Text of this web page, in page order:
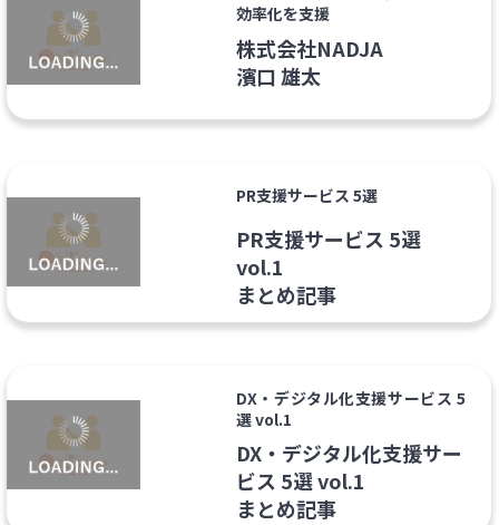
効率化を支援
株式会社NADJA
濱口 雄太
PR支援サービス 5選
PR支援サービス 5選
vol.1
まとめ記事
DX・デジタル化支援サービス 5
選 vol.1
DX・デジタル化支援サー
ビス 5選 vol.1
まとめ記事